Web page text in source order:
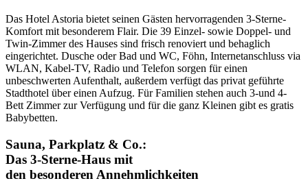
Das Hotel Astoria bietet seinen Gästen hervorragenden 3-Sterne-
Komfort mit besonderem Flair. Die 39 Einzel- sowie Doppel- und
Twin-Zimmer des Hauses sind frisch renoviert und behaglich
eingerichtet. Dusche oder Bad und WC, Föhn, Internetanschluss via
WLAN, Kabel-TV, Radio und Telefon sorgen für einen
unbeschwerten Aufenthalt, außerdem verfügt das privat geführte
Stadthotel über einen Aufzug. Für Familien stehen auch 3-und 4-
Bett Zimmer zur Verfügung und für die ganz Kleinen gibt es gratis
Babybetten.
Sauna, Parkplatz & Co.:
Das 3-Sterne-Haus mit
den besonderen Annehmlichkeiten